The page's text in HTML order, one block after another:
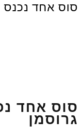
סוס אחד נכנס
סוס אחד
גרוסמן